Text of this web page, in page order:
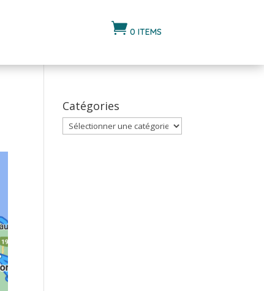
 0 ITEMS
Catégories
Catégories